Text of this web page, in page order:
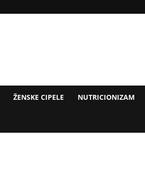
ŽENSKE CIPELE NUTRICIONIZAM